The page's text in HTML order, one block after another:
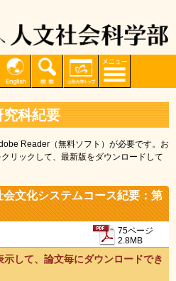
科紀要
Reader（無料ソフト）が必要です。お
リックして、最新版をダウンロードして
文化システムコース紀要：第
75ページ
2.8MB
示して、論文毎にダウンロードでき